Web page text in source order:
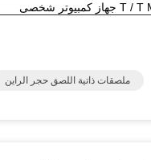
ملصقات ذاتية اللصق حجر الراين